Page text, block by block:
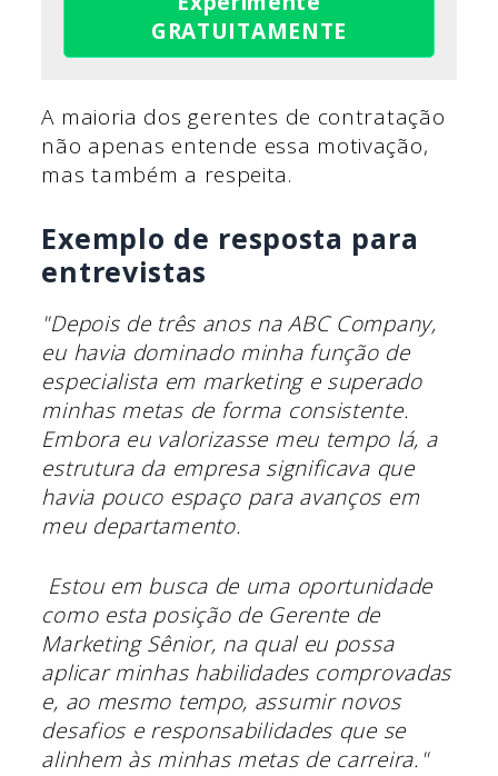
GRATUITAMENTE
A maioria dos gerentes de contratação
não apenas entende essa motivação,
mas também a respeita.
Exemplo de resposta para
entrevistas
"Depois de três anos na ABC Company,
eu havia dominado minha função de
especialista em marketing e superado
minhas metas de forma consistente.
Embora eu valorizasse meu tempo lá, a
estrutura da empresa significava que
havia pouco espaço para avanços em
meu departamento.
Estou em busca de uma oportunidade
como esta posição de Gerente de
Marketing Sênior, na qual eu possa
aplicar minhas habilidades comprovadas
e, ao mesmo tempo, assumir novos
desafios e responsabilidades que se
alinhem às minhas metas de carreira."